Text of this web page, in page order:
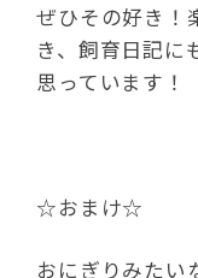
ぜひその好き！
き、飼育日記に
思っています！
☆おまけ☆
おにぎりみたい